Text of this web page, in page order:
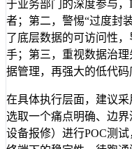
于业务部门的深度参与
者；第二，警惕“过度封
了底层数据的可访问性
手；第三，重视数据治
据管理，再强大的低代码
在具体执行层面，建议
选取一个痛点明确、边
设备报修）进行POC测